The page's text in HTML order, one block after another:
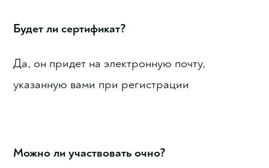
Будет ли сертификат?
Да, он придет на электронную почту,
указанную вами при регистрации
Можно ли участвовать очно?